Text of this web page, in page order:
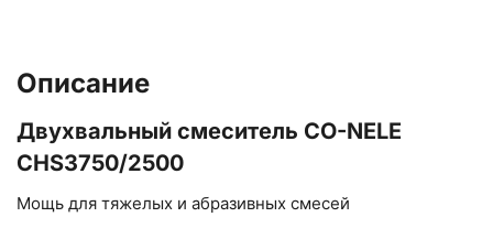
Описание
Двухвальный смеситель CO-NELE
CHS3750/2500
Мощь для тяжелых и абразивных смесей